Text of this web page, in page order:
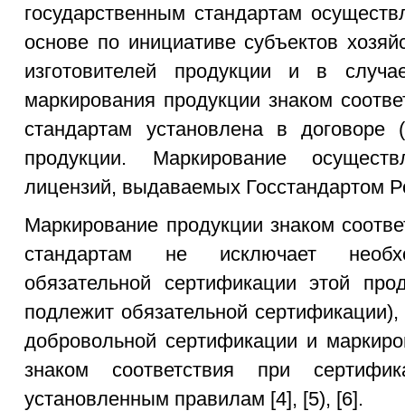
государственным стандартам
основе по инициативе субъектов
изготовителей продукции и в
маркирования продукции знаком
стандартам установлена в договоре
продукции. Маркирование
лицензий, выдаваемых Госстандартом
Маркирование продукции знаком
стандартам не исключает
обязательной сертификации этой
подлежит обязательной
добровольной сертификации и
знаком соответствия при
установленным правилам [4], [5), [6].